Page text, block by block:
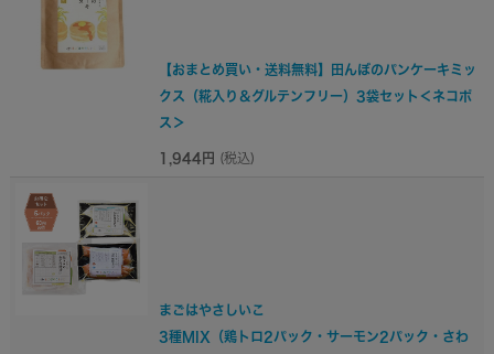
【おまとめ買い・送料無料】田んぼのパンケーキミッ
クス（糀入り＆グルテンフリー）3袋セット＜ネコポ
ス＞
1,944円 (税込)
まごはやさしいこ
3種MIX（鶏トロ2パック・サーモン2パック・さわ